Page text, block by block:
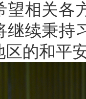
望相关各
继续秉持
的和平